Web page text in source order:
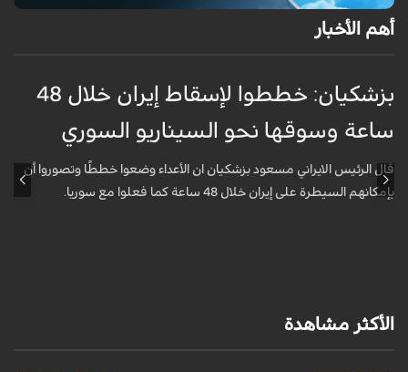
أهم الأخبار
بزشكيان: خططوا لإسقاط إيران خلال 48
ساعة وسوقها نحو السيناريو السوري
قال الرئيس الايراني مسعود بزشكيان ان الأعداء وضعوا خططًا وتصوروا أن
بإمكانهم السيطرة على إيران خلال 48 ساعة كما فعلوا مع سوريا.
الأكثر مشاهدة